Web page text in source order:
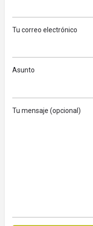
Tu correo electrónico
Asunto
Tu mensaje (opcional)